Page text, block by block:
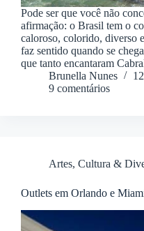
Pode ser que você não
afirmação: o Brasil tem o
caloroso, colorido, diverso
faz sentido quando se
que tanto encantaram
Brunella Nunes
9 comentários
Artes, Cultura &
Outlets em Orlando e